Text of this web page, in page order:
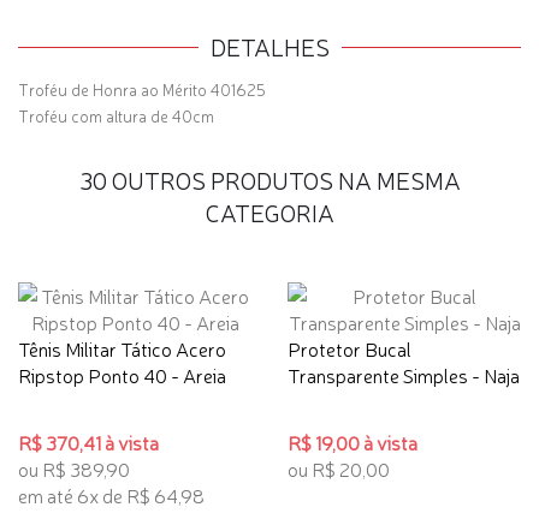
DETALHES
Troféu de Honra ao Mérito 401625
Troféu com altura de 40cm
30 OUTROS PRODUTOS NA MESMA
CATEGORIA
Tênis Militar Tático Acero
Ripstop Ponto 40 - Areia
R$ 370,41 à vista
ou R$ 389,90
em até 6x de R$ 64,98
Protetor Bucal
Transparente Simples - Naja
R$ 19,00 à vista
ou R$ 20,00